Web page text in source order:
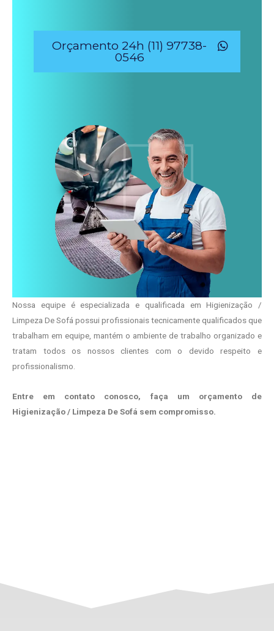
Orçamento 24h (11) 97738-
0546
Nossa equipe é especializada e qualificada em Higienização /
Limpeza De Sofá possui profissionais tecnicamente qualificados que
trabalham em equipe, mantém o ambiente de trabalho organizado e
tratam todos os nossos clientes com o devido respeito e
profissionalismo.
Entre em contato conosco, faça um orçamento de
Higienização / Limpeza De Sofá sem compromisso.